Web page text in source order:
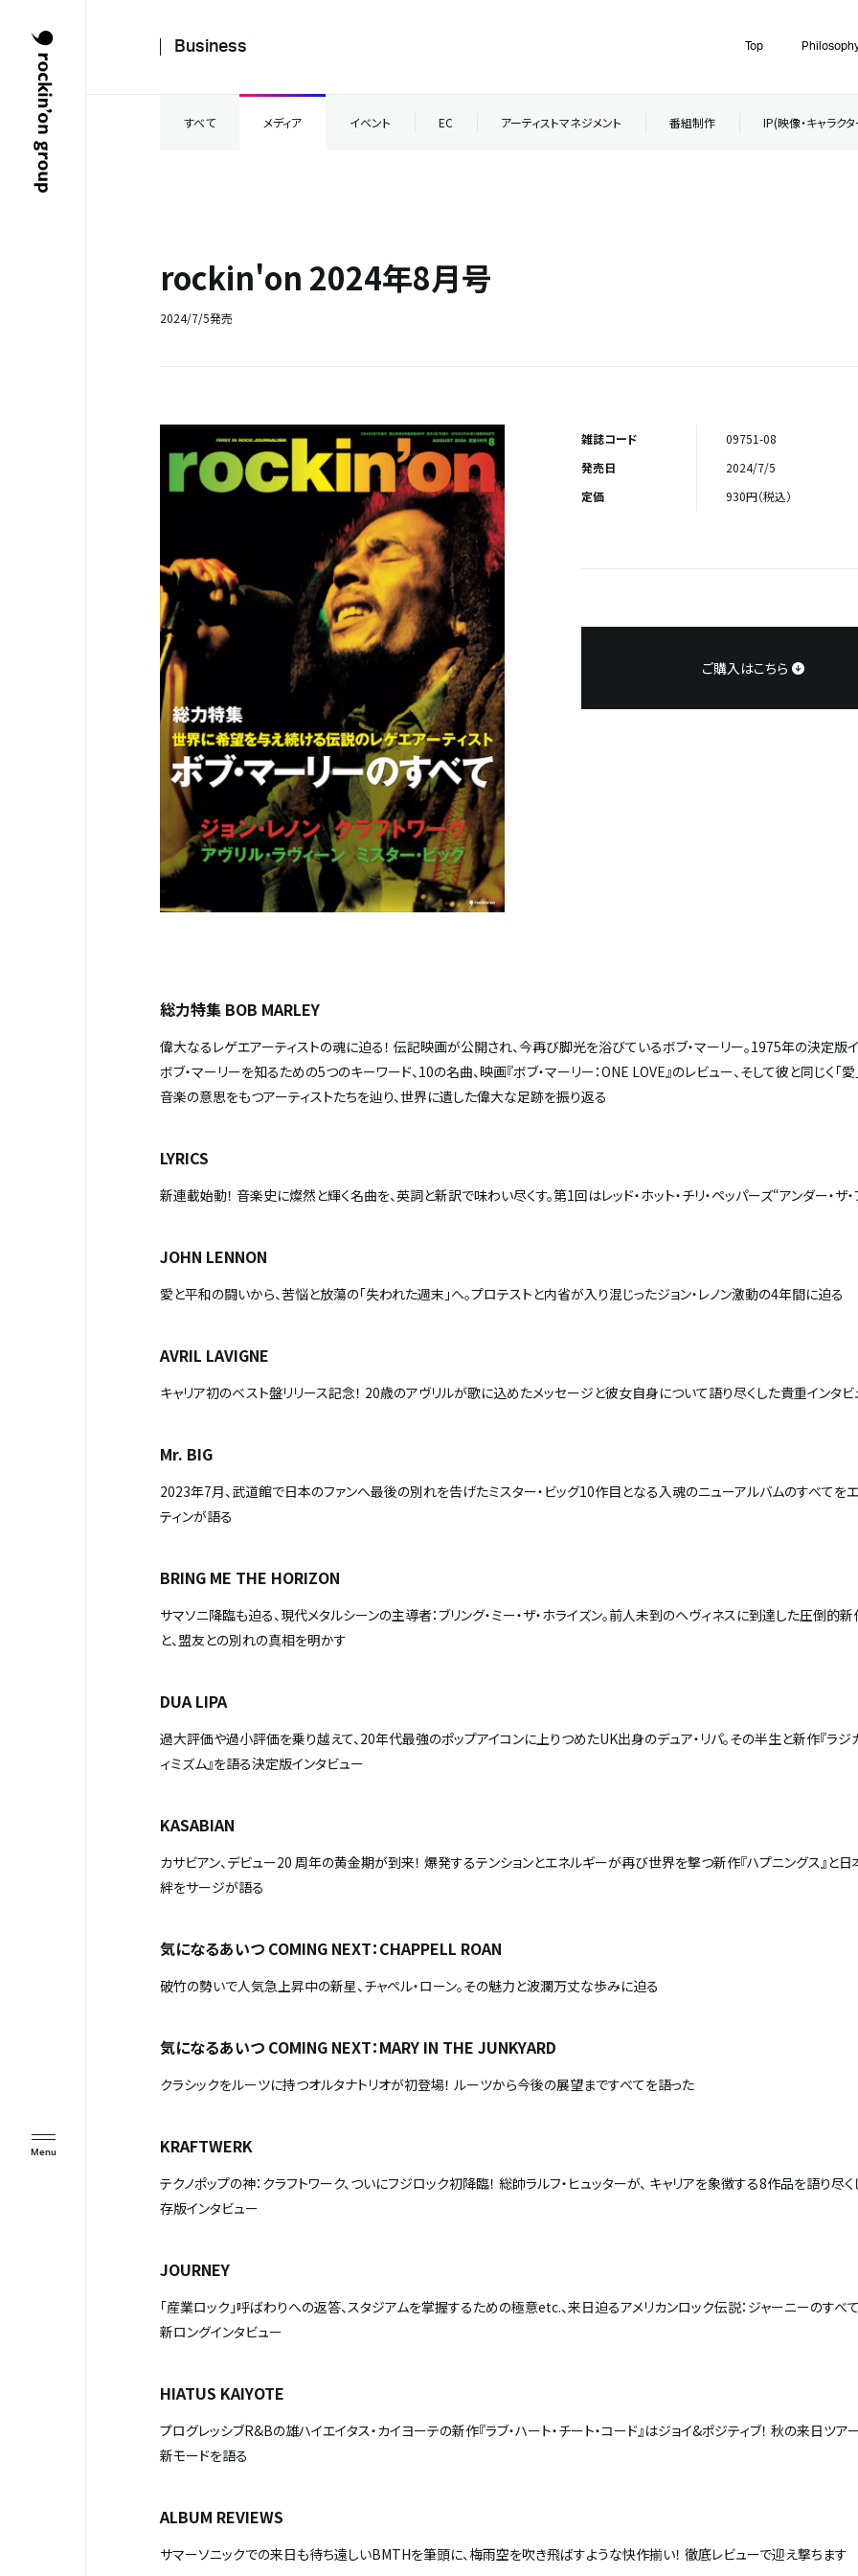
Top
Business
すべて メディア イベント EC アーティストマネジメント 番組制作 IP(映像・キャラク
rockin'on 2024年8月号
2024/7/5発売
雑誌コード
09751-08
発売日
2024/7/5
定価
930円（税込）
ご購入はこちら
総力特集 BOB MARLEY
偉大なるレゲエアーティストの魂に迫る！ 伝記映画が公開され、今再び脚光を浴びているボブ・マーリー。1975年の決定版イ
ボブ・マーリーを知るための5つのキーワード、10の名曲、映画『ボブ・マーリー：ONE LOVE』のレビュー、そして彼と同じく「愛
音楽の意思をもつアーティストたちを辿り、世界に遺した偉大な足跡を振り返る
LYRICS
新連載始動！ 音楽史に燦然と輝く名曲を、英詞と新訳で味わい尽くす。第1回はレッド・ホット・チリ・ペッパーズ“アンダー・ザ・
JOHN LENNON
愛と平和の闘いから、苦悩と放蕩の「失われた週末」へ。プロテストと内省が入り混じったジョン・レノン激動の4年間に迫る
AVRIL LAVIGNE
キャリア初のベスト盤リリース記念！ 20歳のアヴリルが歌に込めたメッセージと彼女自身について語り尽くした貴重インタビ
Mr. BIG
2023年7月、武道館で日本のファンへ最後の別れを告げたミスター・ビッグ――10作目となる入魂のニューアルバムのすべてをエ
ティンが語る
BRING ME THE HORIZON
サマソニ降臨も迫る、現代メタルシーンの主導者：ブリング・ミー・ザ・ホライズン。前人未到のヘヴィネスに到達した圧倒的
と、盟友との別れの真相を明かす
DUA LIPA
過大評価や過小評価を乗り越えて、20年代最強のポップアイコンに上りつめたUK出身のデュア・リパ。その半生と新作『ラジ
ィミズム』を語る決定版インタビュー
KASABIAN
カサビアン、デビュー20 周年の黄金期が到来！ 爆発するテンションとエネルギーが再び世界を撃つ新作『ハプニングス』と
絆をサージが語る
気になるあいつ COMING NEXT：CHAPPELL ROAN
破竹の勢いで人気急上昇中の新星、チャペル・ローン。その魅力と波瀾万丈な歩みに迫る
気になるあいつ COMING NEXT：MARY IN THE JUNKYARD
クラシックをルーツに持つオルタナトリオが初登場！ ルーツから今後の展望まですべてを語った
KRAFTWERK
テクノポップの神：クラフトワーク、ついにフジロック初降臨！ 総帥ラルフ・ヒュッターが、 キャリアを象徴する8作品を語り尽
存版インタビュー
JOURNEY
｢産業ロック」呼ばわりへの返答、スタジアムを掌握するための極意etc.、来日迫るアメリカンロック伝説：ジャーニーのすべ
新ロングインタビュー
HIATUS KAIYOTE
プログレッシブR&Bの雄ハイエイタス・カイヨーテの新作『ラブ・ハート・チート・コード』はジョイ&ポジティブ！ 秋の来日ツ
新モードを語る
ALBUM REVIEWS
サマーソニックでの来日も待ち遠しいBMTHを筆頭に、梅雨空を吹き飛ばすような快作揃い！ 徹底レビューで迎え撃ちます